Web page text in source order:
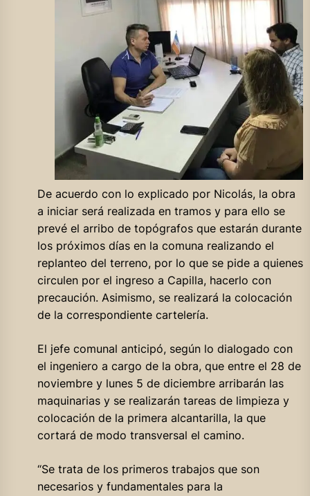
De acuerdo con lo explicado por Nicolás, la obra
a iniciar será realizada en tramos y para ello se
prevé el arribo de topógrafos que estarán durante
los próximos días en la comuna realizando el
replanteo del terreno, por lo que se pide a quienes
circulen por el ingreso a Capilla, hacerlo con
precaución. Asimismo, se realizará la colocación
de la correspondiente cartelería.
El jefe comunal anticipó, según lo dialogado con
el ingeniero a cargo de la obra, que entre el 28 de
noviembre y lunes 5 de diciembre arribarán las
maquinarias y se realizarán tareas de limpieza y
colocación de la primera alcantarilla, la que
cortará de modo transversal el camino.
“Se trata de los primeros trabajos que son
necesarios y fundamentales para la